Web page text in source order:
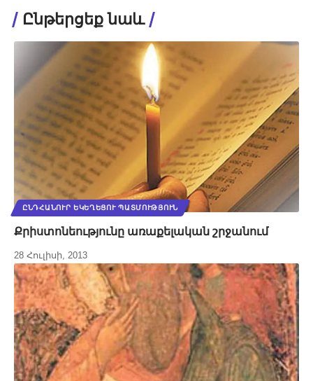
Ընթերցեք նաև
ԸՆԴՀԱՆՈՒՐ ԵԿԵՂԵՑՈՒ ՊԱՏՄՈՒԹՅՈՒՆ
Քրիստոնեությունը առաքելական շրջանում
28 Հուլիսի, 2013